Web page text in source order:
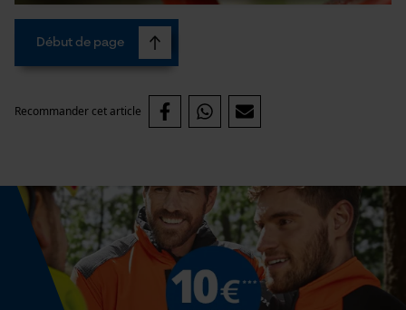
Début de page
Recommander cet article